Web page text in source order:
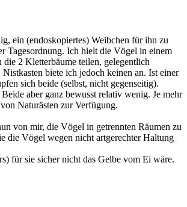
ein (endoskopiertes) Weibchen für ihn zu
Tagesordnung. Ich hielt die Vögel in einem
die 2 Kletterbäume teilen, gelegentlich
biete ich jedoch keinen an. Ist einer
sich beide (selbst, nicht gegenseitig).
aber ganz bewusst relativ wenig. Je mehr
Naturästen zur Verfügung.
von mir, die Vögel in getrennten Räumen zu
die Vögel wegen nicht artgerechter Haltung
für sie sicher nicht das Gelbe vom Ei wäre.